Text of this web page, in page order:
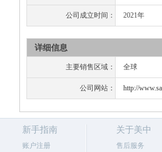
公司成立时间： 2021年
详细信息
主要销售区域： 全球
公司网站： http://
新手指南
账户注册
关于美中
售后服务